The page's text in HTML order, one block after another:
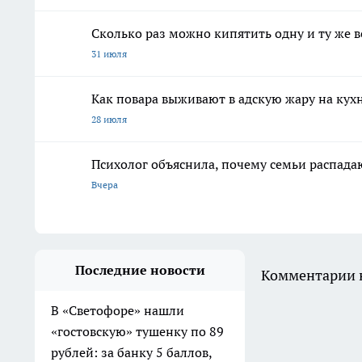
Сколько раз можно кипятить одну и ту же
31 июля
Как повара выживают в адскую жару на
28 июля
Психолог объяснила, почему семьи
Вчера
Последние новости
В «Светофоре» нашли
«гостовскую» тушенку по 89
рублей: за банку 5 баллов,
Комментарии